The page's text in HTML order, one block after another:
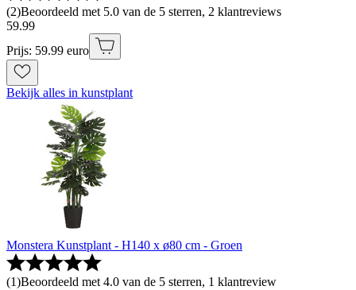
(2)Beoordeeld met 5.0 van de 5 sterren, 2 klantreviews
59.99
Prijs: 59.99 euro
Bekijk alles in kunstplant
Monstera Kunstplant - H140 x ø80 cm - Groen
(1)Beoordeeld met 4.0 van de 5 sterren, 1 klantreview